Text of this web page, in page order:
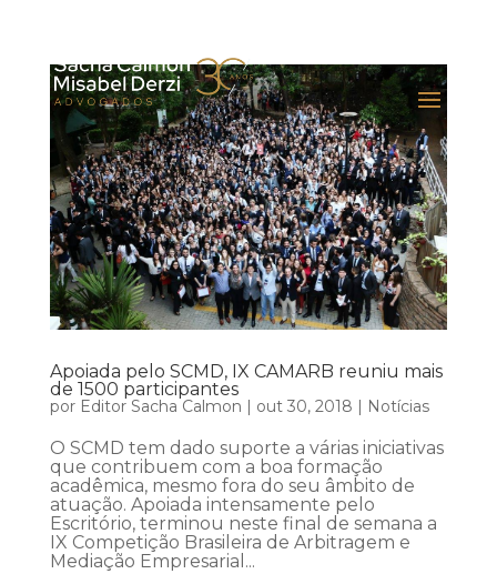
Apoiada pelo SCMD, IX CAMARB reuniu mais
de 1500 participantes
por Editor Sacha Calmon | out 30, 2018 | Notícias
O SCMD tem dado suporte a várias iniciativas
que contribuem com a boa formação
acadêmica, mesmo fora do seu âmbito de
atuação. Apoiada intensamente pelo
Escritório, terminou neste final de semana a
IX Competição Brasileira de Arbitragem e
Mediação Empresarial...